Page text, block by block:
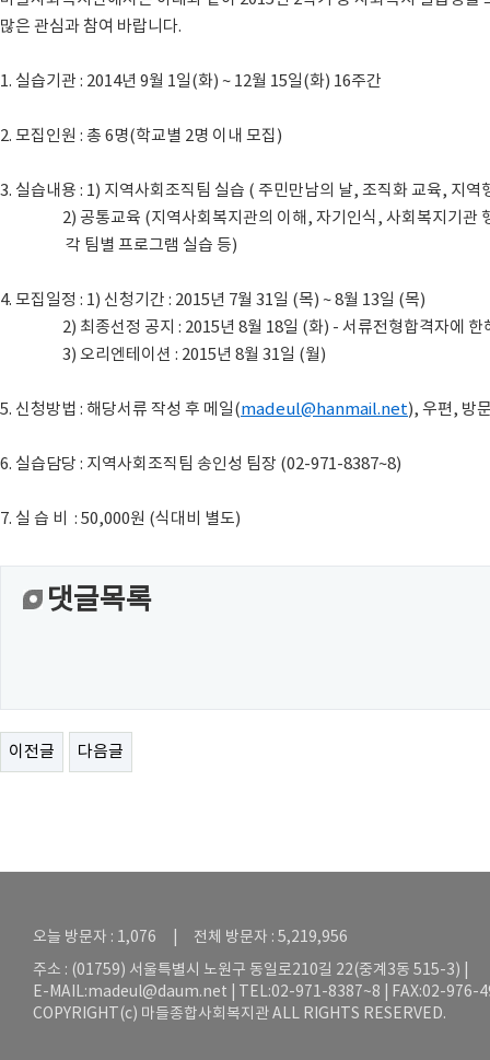
많은 관심과 참여 바랍니다.
1. 실습기관 : 2014년 9월 1일(화) ~ 12월 15일(화) 16주간
2. 모집인원 : 총 6명(학교별 2명 이내 모집)
3. 실습내용 : 1) 지역사회조직팀 실습 ( 주민만남의 날, 조직화 교육, 지역
2) 공통교육 (지역사회복지관의 이해, 자기인식, 사회복지기관
각 팀별 프로그램 실습 등)
4. 모집일정 : 1) 신청기간 : 2015년 7월 31일 (목) ~ 8월 13일 (목)
2) 최종선정 공지 : 2015년 8월 18일 (화) - 서류전형합격자에 한
3) 오리엔테이션 : 2015년 8월 31일 (월)
5. 신청방법 : 해당서류 작성 후 메일(madeul@hanmail.net), 우편, 방
6. 실습담당 : 지역사회조직팀 송인성 팀장 (02-971-8387~8)
7. 실 습 비 : 50,000원 (식대비 별도)
댓글목록
이전글 다음글
오늘 방문자 : 1,076 | 전체 방문자 : 5,219,956
주소 : (01759) 서울특별시 노원구 동일로210길 22(중계3동 515-3) |
E-MAIL:madeul@daum.net | TEL:02-971-8387~8 | FAX:02-976-
COPYRIGHT(c) 마들종합사회복지관 ALL RIGHTS RESERVED.